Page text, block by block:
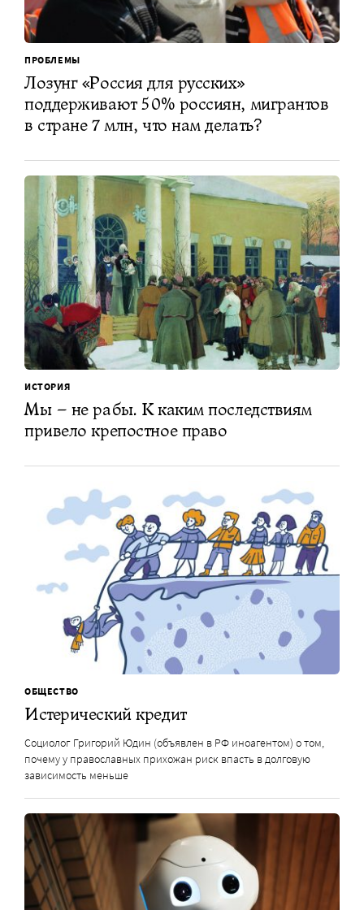
ПРОБЛЕМЫ
Лозунг «Россия для русских»
поддерживают 50% россиян, мигрантов
в стране 7 млн, что нам делать?
ИСТОРИЯ
Мы – не рабы. К каким последствиям
привело крепостное право
ОБЩЕСТВО
Истерический кредит
Социолог Григорий Юдин (объявлен в РФ иноагентом) о том,
почему у православных прихожан риск впасть в долговую
зависимость меньше